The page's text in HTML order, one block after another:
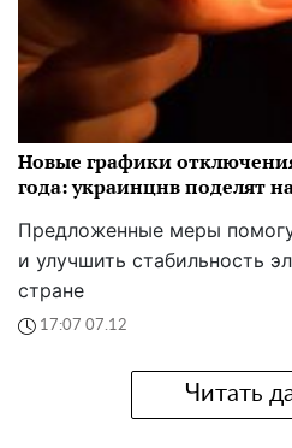
Новые графики
года: украинцнв поделят
Предложенные меры
и улучшить стабильность
стране
17:07 07.12
Читать